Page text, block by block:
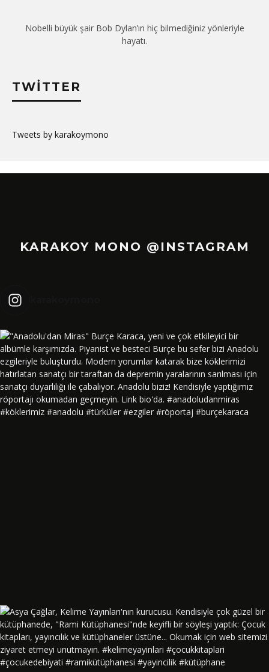
Nobelli büyük şair Bob Dylan’ın hiç bilmediğiniz yönleriyle
hayatı.
TWITTER
Tweets by karakoymono
KARAKOY MONO @INSTAGRAM